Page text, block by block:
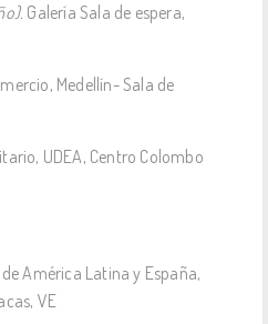
Galería Sala de espera,
Medellín- Sala de
UDEA, Centro Colombo
América Latina y España,
VE